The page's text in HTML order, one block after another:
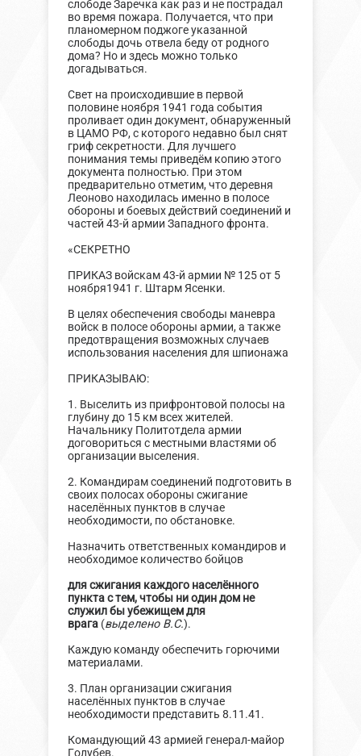
слободе Заречка как раз и не пострадал
во время пожара. Получается, что при
планомерном поджоге указанной
слободы дочь отвела беду от родного
дома? Но и здесь можно только
догадываться.
Свет на происходившие в первой
половине ноября 1941 года события
проливает один документ, обнаруженный
в ЦАМО РФ, с которого недавно был снят
гриф секретности. Для лучшего
понимания темы приведём копию этого
документа полностью. При этом
предварительно отметим, что деревня
Леоново находилась именно в полосе
обороны и боевых действий соединений и
частей 43-й армии Западного фронта.
«СЕКРЕТНО
ПРИКАЗ войскам 43-й армии № 125 от 5
ноября1941 г. Штарм Ясенки.
В целях обеспечения свободы маневра
войск в полосе обороны армии, а также
предотвращения возможных случаев
использования населения для шпионажа
ПРИКАЗЫВАЮ:
1. Выселить из прифронтовой полосы на
глубину до 15 км всех жителей.
Начальнику Политотдела армии
договориться с местными властями об
организации выселения.
2. Командирам соединений подготовить в
своих полосах обороны сжигание
населённых пунктов в случае
необходимости, по обстановке.
Назначить ответственных командиров и
необходимое количество бойцов
для сжигания каждого населённого
пункта с тем, чтобы ни один дом не
служил бы убежищем для
врага(выделено В.С.).
Каждую команду обеспечить горючими
материалами.
3. План организации сжигания
населённых пунктов в случае
необходимости представить 8.11.41.
Командующий 43 армией генерал-майор